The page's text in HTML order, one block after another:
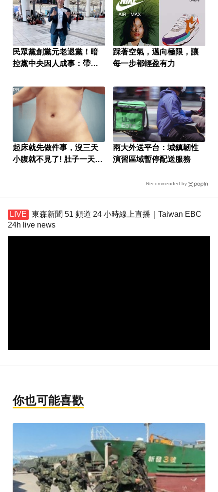
民眾黨創黨元老退黨！暗
控黨中央因人成事：帶著
踩著空氣，邁向極限，讓
每一步都輕盈有力
起床就先做件事，沒三天
小腹就不見了! 肚子一天天
PR
兩大外送平台：城鎮韌性
演習區域暫停配送服務
Recommended by
東森新聞 51 頻道 24 小時線上直播｜Taiwan EBC
24h live news
你也可能喜歡